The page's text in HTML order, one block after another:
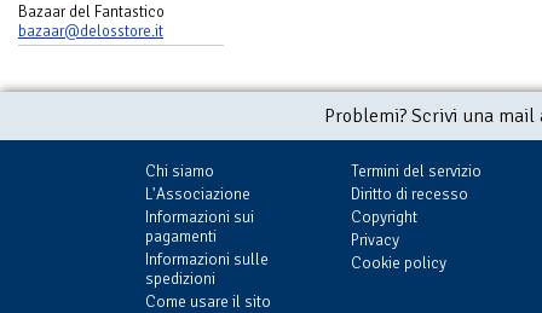
Bazaar del Fantastico
bazaar@delosstore.it
Problemi? Scrivi una
Chi siamo
L'Associazione
Informazioni sui
pagamenti
Informazioni sulle
spedizioni
Come usare il sito
Termini del servizio
Diritto di recesso
Copyright
Privacy
Cookie policy